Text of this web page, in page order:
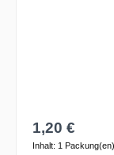
1,20 €
Inhalt: 1